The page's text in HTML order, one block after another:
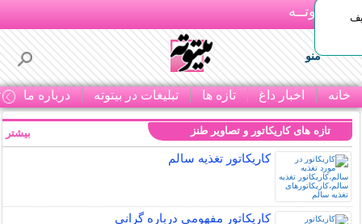
بـیتوتــه
منو
خانه اخبار داغ تازه ها تبلیغات در بیتوته درباره ما
تازه های کاریکاتور و تصاویر طنز
کاریکاتور تغذیه سالم
کاریکاتور مفهومی درباره گرانی
بیشتر